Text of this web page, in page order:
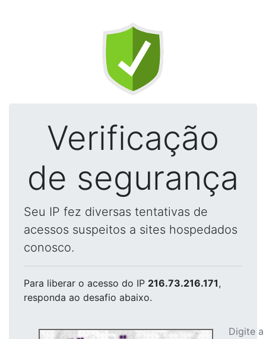
Verificação
de segurança
Seu IP fez diversas tentativas de
acessos suspeitos a sites hospedados
conosco.
Para liberar o acesso do IP 216.73.216.171,
responda ao desafio abaixo.
Digite